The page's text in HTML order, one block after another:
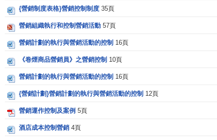
譬如，某公司在蘇州、無錫、常州三個地區的計劃
量分別是2000件、1500件、1000件，總計4500件，而實際
總銷量是3800件，三個地區分別是1200件、1400件、1200
知，蘇州是造成困境的主要原因。因而應進一步查明蘇州地
區銷量減少的原因。
2、市場占有率分析
衡量並評估企業的市場占有率
較範圍不同，市場占有率一般分為3種：
{營銷制度表格}營銷控制制度 35頁
營銷組織執行和控制營銷活動 57頁
營銷計劃的執行與營銷活動的控制 16頁
《卷煙商品營銷員》之營銷控制 10頁
營銷計劃的執行與營銷活動的控制 16頁
{營銷計劃}營銷計劃的執行與營銷活動的控制 12頁
營銷運作控制及案例 5頁
酒店成本控制營銷 4頁